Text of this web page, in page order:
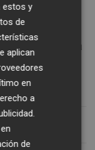
política
más
en frío para
fronteras
estos y
de
aplican
en
a
.
de